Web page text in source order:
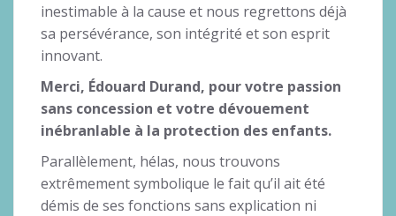
inestimable à la cause et nous regrettons déjà
sa persévérance, son intégrité et son esprit
innovant.
Merci, Édouard Durand, pour votre passion
sans concession et votre dévouement
inébranlable à la protection des enfants.
Parallèlement, hélas, nous trouvons
extrêmement symbolique le fait qu’il ait été
démis de ses fonctions sans explication ni